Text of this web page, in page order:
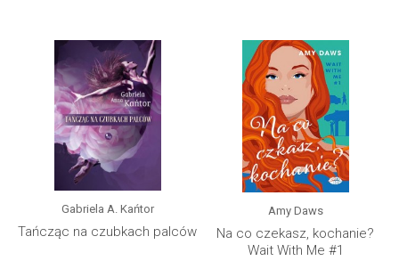
Gabriela A. Kańtor
Tańcząc na czubkach palców
Amy Daws
Na co czekasz, kochanie?
Wait With Me #1